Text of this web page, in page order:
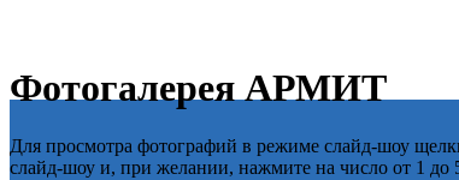
Фотогалерея АРМИТ
Для просмотра фотографий в режиме слайд-шоу
слайд-шоу и, при желании, нажмите на число от 1 до